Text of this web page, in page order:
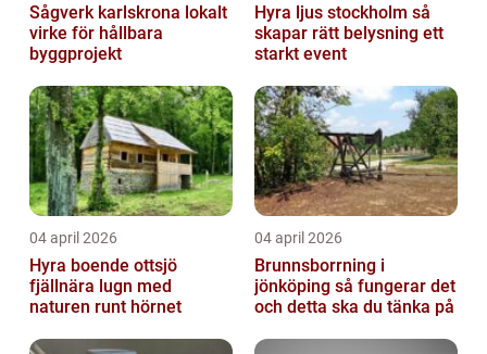
Sågverk karlskrona lokalt
virke för hållbara
byggprojekt
Hyra ljus stockholm så
skapar rätt belysning ett
starkt event
04 april 2026
Hyra boende ottsjö
fjällnära lugn med
naturen runt hörnet
04 april 2026
Brunnsborrning i
jönköping så fungerar det
och detta ska du tänka på